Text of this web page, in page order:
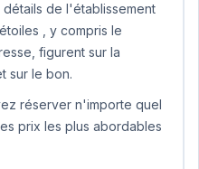
de l'établissement
, y compris le
figurent sur la
sur le bon.
réserver n'importe quel
prix les plus abordables